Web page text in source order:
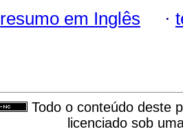
resumo em Inglês ·
Todo o conteúdo deste
licenciado sob